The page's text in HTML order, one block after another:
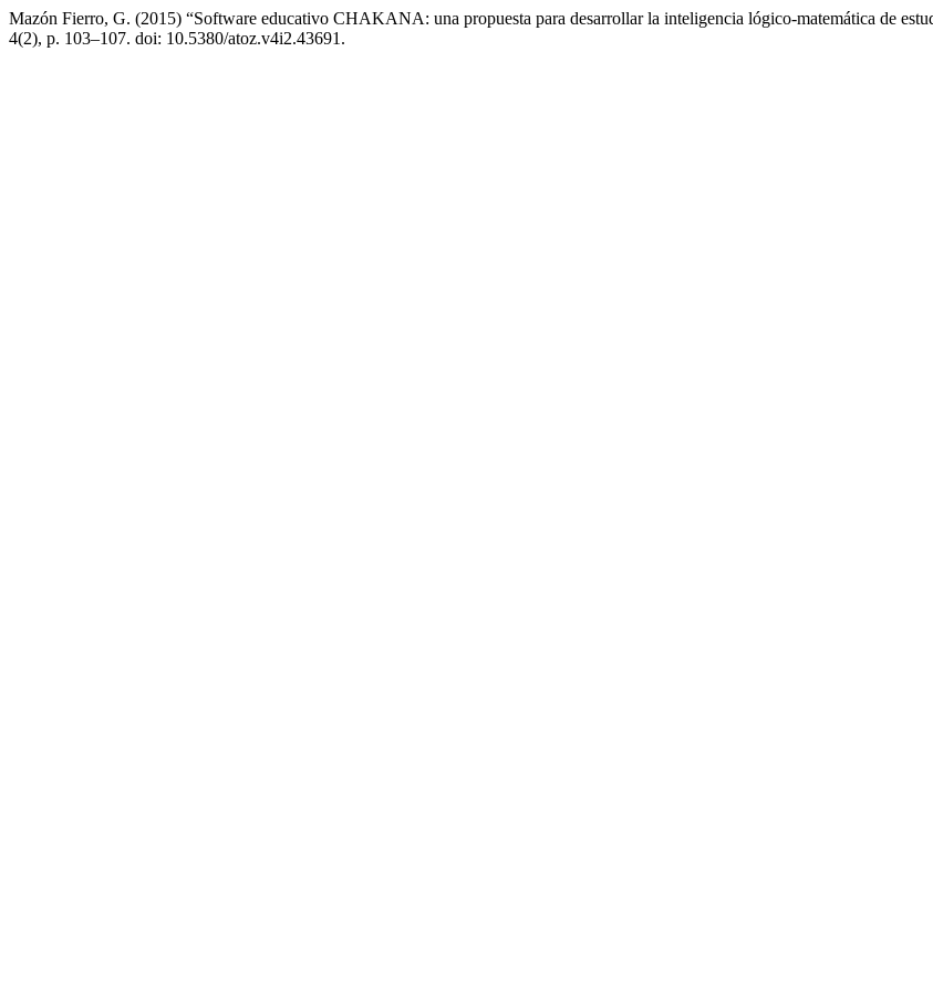
Mazón Fierro, G. (2015) “Software educativo CHAKANA: una propuesta para desarrollar la inteligencia lógico-matemática de
4(2), p. 103–107. doi: 10.5380/atoz.v4i2.43691.